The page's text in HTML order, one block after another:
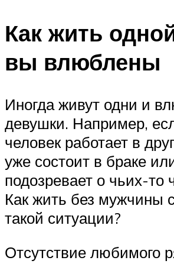
Как жить
вы влюблены
Иногда живут одни и
девушки. Например,
человек работает в
уже состоит в браке
подозревает о чьих-то
Как жить без мужчины
такой ситуации?
Отсутствие любимого